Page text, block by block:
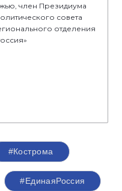
член Президиума
совета
отделения
#Кострома
#‎ЕдинаяРоссия